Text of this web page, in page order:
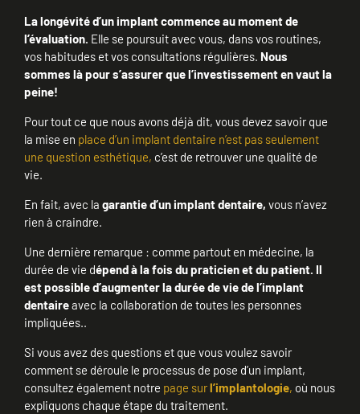
La longévité d’un implant commence au moment de
l’évaluation. Elle se poursuit avec vous, dans vos routines,
vos habitudes et vos consultations régulières. Nous
sommes là pour s’assurer que l’investissement en vaut la
peine!
Pour tout ce que nous avons déjà dit, vous devez savoir que
la mise en place d’un implant dentaire n’est pas seulement
une question esthétique, c’est de retrouver une qualité de
vie.
En fait, avec la garantie d’un implant dentaire, vous n’avez
rien à craindre.
Une dernière remarque : comme partout en médecine, la
durée de vie dépend à la fois du praticien et du patient. Il
est possible d’augmenter la durée de vie de l’implant
dentaireavec la collaboration de toutes les personnes
impliquées..
Si vous avez des questions et que vous voulez savoir
comment se déroule le processus de pose d’un implant,
consultez également notre page surl’implantologie, où nous
expliquons chaque étape du traitement.